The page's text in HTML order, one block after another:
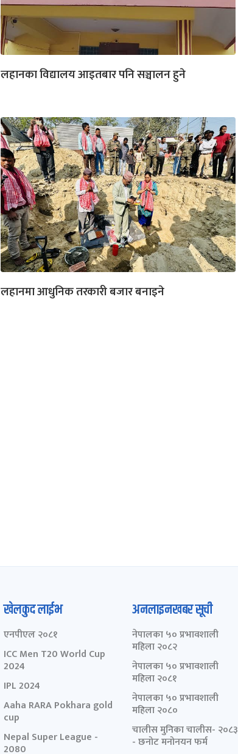
लहानका विद्यालय आइतबार पनि सञ्चालन हुने
लहानमा आधुनिक तरकारी बजार बनाइने
खेलकुद लाईभ
एनपीएल २०८१
ICC Men T20 World Cup
2024
IPL 2024
Aaha RARA Pokhara gold
cup
Nepal Super League -
2080
अनलाइनखबर सूची
नेपालका ५० प्रभावशाली
महिला २०८२
नेपालका ५० प्रभावशाली
महिला २०८१
नेपालका ५० प्रभावशाली
महिला २०८०
चालीस मुनिका चालीस- २०८३
- छनोट मनोनयन फर्म